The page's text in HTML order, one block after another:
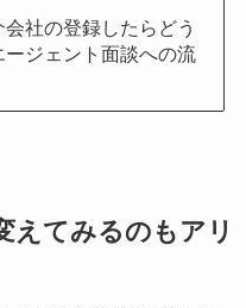
社の登録したらどう
ージェント面談への流
えてみるのもアリ